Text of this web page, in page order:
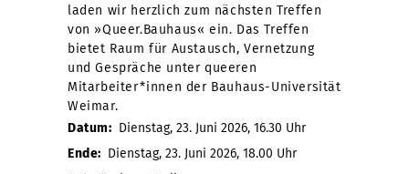
laden wir herzlich zum nächsten Treffen
von »Queer.Bauhaus« ein. Das Treffen
bietet Raum für Austausch, Vernetzung
und Gespräche unter queeren
Mitarbeiter*innen der Bauhaus-Universität
Weimar.
Datum: Dienstag, 23. Juni 2026, 16.30 Uhr
Ende: Dienstag, 23. Juni 2026, 18.00 Uhr